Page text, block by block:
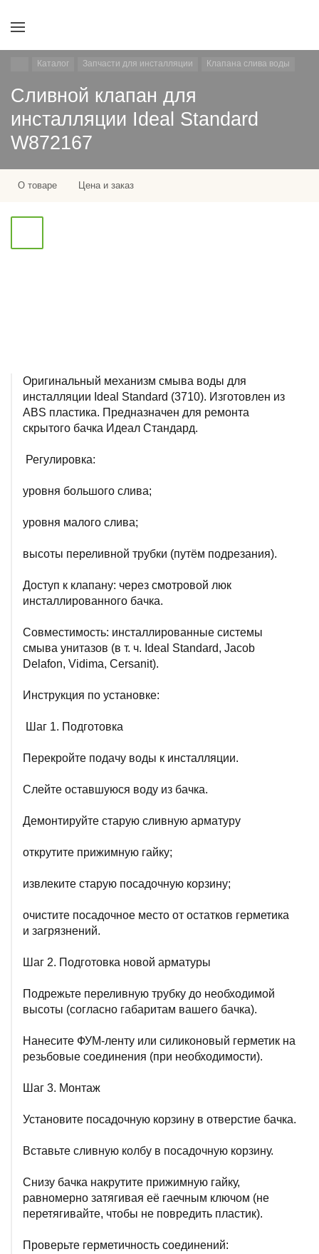
Каталог Запчасти для инсталляции Клапана слива воды
Сливной клапан для
инсталляции Ideal Standard
W872167
О товаре Цена и заказ
Оригинальный механизм смыва воды для
инсталляции Ideal Standard (3710). Изготовлен из
ABS пластика. Предназначен для ремонта
скрытого бачка Идеал Стандард.
Регулировка:
уровня большого слива;
уровня малого слива;
высоты переливной трубки (путём подрезания).
Доступ к клапану: через смотровой люк
инсталлированного бачка.
Совместимость: инсталлированные системы
смыва унитазов (в т. ч. Ideal Standard, Jacob
Delafon, Vidima, Cersanit).
Инструкция по установке:
Шаг 1. Подготовка
Перекройте подачу воды к инсталляции.
Слейте оставшуюся воду из бачка.
Демонтируйте старую сливную арматуру
открутите прижимную гайку;
извлеките старую посадочную корзину;
очистите посадочное место от остатков герметика
и загрязнений.
Шаг 2. Подготовка новой арматуры
Подрежьте переливную трубку до необходимой
высоты (согласно габаритам вашего бачка).
Нанесите ФУМ-ленту или силиконовый герметик на
резьбовые соединения (при необходимости).
Шаг 3. Монтаж
Установите посадочную корзину в отверстие бачка.
Вставьте сливную колбу в посадочную корзину.
Снизу бачка накрутите прижимную гайку,
равномерно затягивая её гаечным ключом (не
перетягивайте, чтобы не повредить пластик).
Проверьте герметичность соединений: